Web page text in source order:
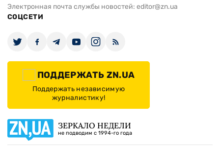
Электронная почта службы новостей: editor@zn.ua
СОЦСЕТИ
ПОДДЕРЖАТЬ ZN.UA
Поддержать независимую
журналистику!
ЗЕРКАЛО НЕДЕЛИ
не подводим с 1994-го года